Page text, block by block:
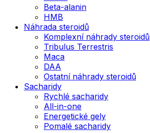
Beta-alanin
HMB
Náhrada steroidů
Komplexní náhrady steroidů
Tribulus Terrestris
Maca
DAA
Ostatní náhrady steroidů
Sacharidy
Rychlé sacharidy
All-in-one
Energetické gely
Pomalé sacharidy